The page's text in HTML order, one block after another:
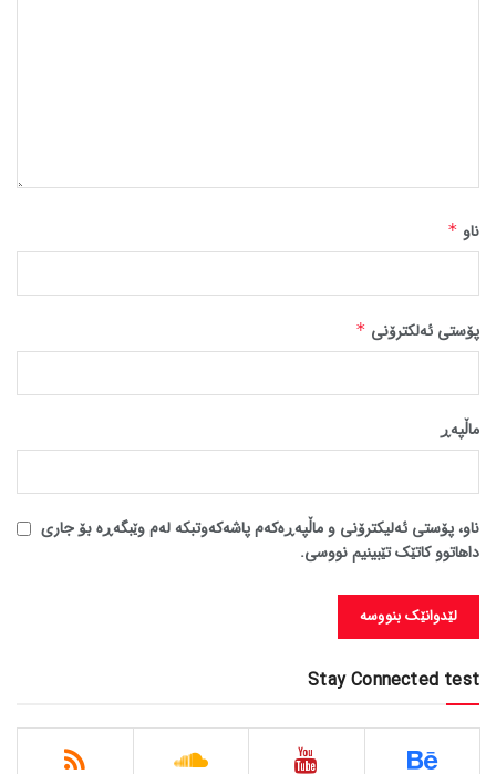
ناو *
پۆستی ئەلکترۆنی *
ماڵپه‌ڕ
ناو، پۆستی ئەلیکترۆنی و ماڵپەڕەکەم پاشەکەوتبکە لەم وێبگەڕە بۆ جاری
داهاتوو کاتێک تێبینیم نووسی.
Stay Connected test